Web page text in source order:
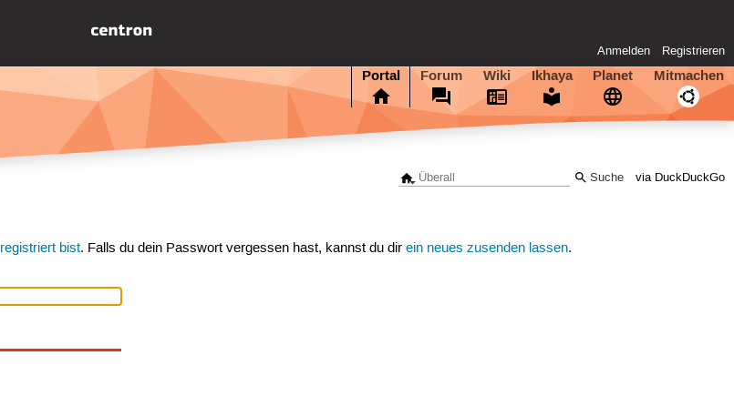
Anmelden Registrieren
Portal Forum Wiki Ikhaya Planet Mitmachen
via DuckDuckGo
registriert bist. Falls du dein Passwort vergessen hast, kannst du direin neues zusenden lassen.